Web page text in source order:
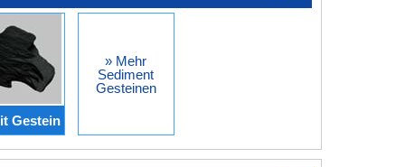
Gestein
» Mehr
Sediment
Gesteinen